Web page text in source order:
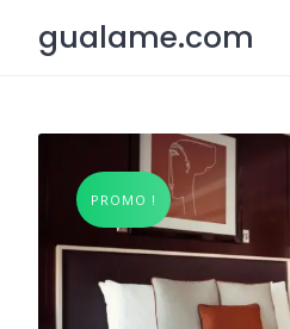
gualame.com
PROMO !